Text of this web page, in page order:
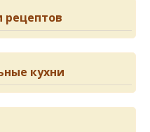
рецептов
кухни